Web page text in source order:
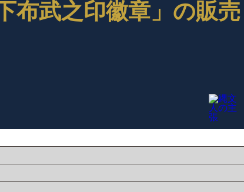
布武之印徽章」の販売